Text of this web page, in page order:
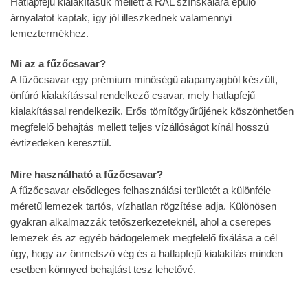
árnyalatot kaptak, így jól illeszkednek valamennyi
lemeztermékhez.
Mi az a fűzőcsavar?
A fűzőcsavar egy prémium minőségű alapanyagból készült,
önfúró kialakítással rendelkező csavar, mely hatlapfejű
kialakítással rendelkezik. Erős tömítőgyűrűjének köszönhetően
megfelelő behajtás mellett teljes vízállóságot kínál hosszú
évtizedeken keresztül.
Mire használható a fűzőcsavar?
A fűzőcsavar elsődleges felhasználási területét a különféle
méretű lemezek tartós, vízhatlan rögzítése adja. Különösen
gyakran alkalmazzák tetőszerkezeteknél, ahol a cserepes
lemezek és az egyéb bádogelemek megfelelő fixálása a cél
úgy, hogy az önmetsző vég és a hatlapfejű kialakítás minden
esetben könnyed behajtást tesz lehetővé.